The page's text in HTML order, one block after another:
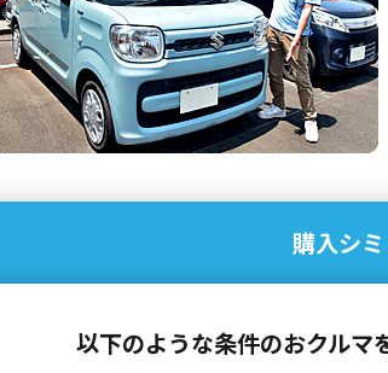
購入シ
以下のような条件のおクルマ